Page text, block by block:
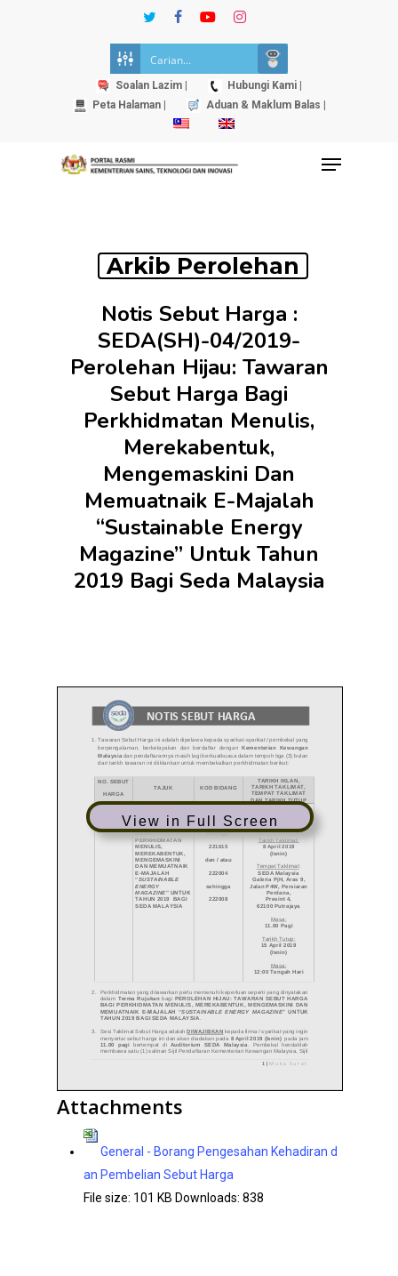
twitterfacebookyoutubeinstagram
Soalan Lazim |
Hubungi Kami |
Peta Halaman |
Aduan & Maklum Balas |
Menu
Arkib Perolehan
Notis Sebut Harga :
SEDA(SH)-04/2019-
Perolehan Hijau: Tawaran
Sebut Harga Bagi
Perkhidmatan Menulis,
Merekabentuk,
Mengemaskini Dan
Memuatnaik E-Majalah
“Sustainable Energy
Magazine” Untuk Tahun
2019 Bagi Seda Malaysia
View in Full Screen
Attachments
General - Borang Pengesahan Kehadiran d
an Pembelian Sebut Harga
File size: 101 KB Downloads: 838